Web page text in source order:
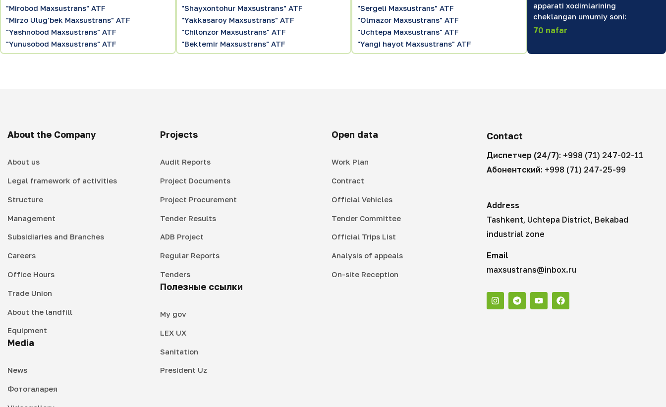
"Mirobod Maxsustrans" ATF
"Mirzo Ulug'bek Maxsustrans" ATF
"Yashnobod Maxsustrans" ATF
"Yunusobod Maxsustrans" ATF
"Shayxontohur Maxsustrans" ATF
"Yakkasaroy Maxsustrans" ATF
"Chilonzor Maxsustrans" ATF
"Bektemir Maxsustrans" ATF
"Sergeli Maxsustrans" ATF
"Olmazor Maxsustrans" ATF
"Uchtepa Maxsustrans" ATF
"Yangi hayot Maxsustrans" ATF
apparati xodimlarining
cheklangan umumiy soni:
70 nafar
About the Company
About us
Legal framework of activities
Structure
Management
Subsidiaries and Branches
Careers
Office Hours
Trade Union
About the landfill
Equipment
Media
News
Фотогаларея
Projects
Audit Reports
Project Documents
Project Procurement
Tender Results
ADB Project
Regular Reports
Tenders
Полезные ссылки
My gov
LEX UX
Sanitation
President Uz
Open data
Work Plan
Contract
Official Vehicles
Tender Committee
Official Trips List
Analysis of appeals
On-site Reception
Contact
Диспетчер (24/7): +998 (71) 247-02-11
Абонентский: +998 (71) 247-25-99
Address
Tashkent, Uchtepa District, Bekabad
industrial zone
Email
maxsustrans@inbox.ru